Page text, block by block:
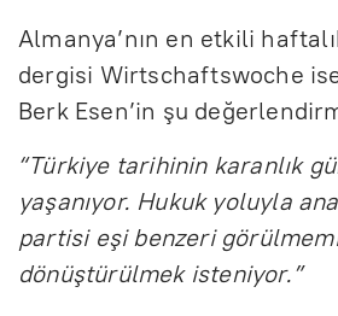
Almanya’nın en etkili
dergisi Wirtschaftswoche
Berk Esen’in şu
“Türkiye tarihinin karanlık
yaşanıyor. Hukuk yoluyla
partisi eşi benzeri
dönüştürülmek isteniyor.”